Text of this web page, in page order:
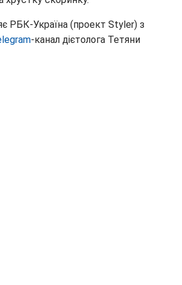
РБК-Україна (проект Styler) з
-канал дієтолога Тетяни